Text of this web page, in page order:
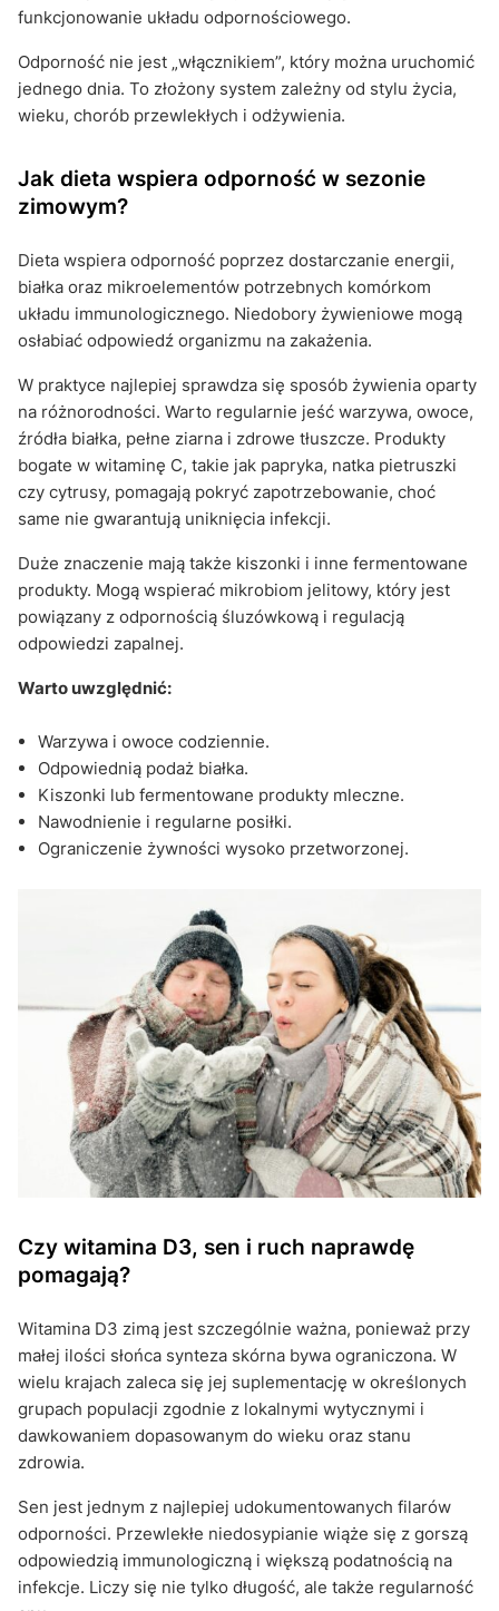
funkcjonowanie układu odpornościowego.
Odporność nie jest „włącznikiem”, który można uruchomić
jednego dnia. To złożony system zależny od stylu życia,
wieku, chorób przewlekłych i odżywienia.
Jak dieta wspiera odporność w sezonie
zimowym?
Dieta wspiera odporność poprzez dostarczanie energii,
białka oraz mikroelementów potrzebnych komórkom
układu immunologicznego. Niedobory żywieniowe mogą
osłabiać odpowiedź organizmu na zakażenia.
W praktyce najlepiej sprawdza się sposób żywienia oparty
na różnorodności. Warto regularnie jeść warzywa, owoce,
źródła białka, pełne ziarna i zdrowe tłuszcze. Produkty
bogate w witaminę C, takie jak papryka, natka pietruszki
czy cytrusy, pomagają pokryć zapotrzebowanie, choć
same nie gwarantują uniknięcia infekcji.
Duże znaczenie mają także kiszonki i inne fermentowane
produkty. Mogą wspierać mikrobiom jelitowy, który jest
powiązany z odpornością śluzówkową i regulacją
odpowiedzi zapalnej.
Warto uwzględnić:
Warzywa i owoce codziennie.
Odpowiednią podaż białka.
Kiszonki lub fermentowane produkty mleczne.
Nawodnienie i regularne posiłki.
Ograniczenie żywności wysoko przetworzonej.
Czy witamina D3, sen i ruch naprawdę
pomagają?
Witamina D3 zimą jest szczególnie ważna, ponieważ przy
małej ilości słońca synteza skórna bywa ograniczona. W
wielu krajach zaleca się jej suplementację w określonych
grupach populacji zgodnie z lokalnymi wytycznymi i
dawkowaniem dopasowanym do wieku oraz stanu
zdrowia.
Sen jest jednym z najlepiej udokumentowanych filarów
odporności. Przewlekłe niedosypianie wiąże się z gorszą
odpowiedzią immunologiczną i większą podatnością na
infekcje. Liczy się nie tylko długość, ale także regularność